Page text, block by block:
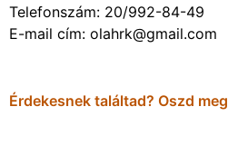
Telefonszám: 20/992-84-49
E-mail cím: olahrk@gmail.com
Érdekesnek találtad? Oszd